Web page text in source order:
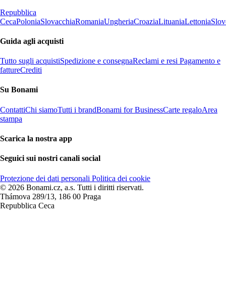
Repubblica
CecaPoloniaSlovacchiaRomaniaUngheriaCroaziaLituaniaLettonia
Guida agli acquisti
Tutto sugli acquistiSpedizione e consegnaReclami e resi Pagamento e
fattureCrediti
Su Bonami
ContattiChi siamoTutti i brandBonami for BusinessCarte regaloArea
stampa
Scarica la nostra app
Seguici sui nostri canali social
Protezione dei dati personali Politica dei cookie
© 2026 Bonami.cz, a.s. Tutti i diritti riservati.
Thámova 289/13, 186 00 Praga
Repubblica Ceca